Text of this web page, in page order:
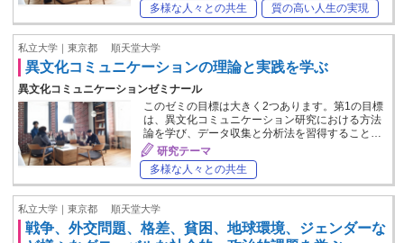
多様な人々との共生
質の高い人生の実現
私立大学｜東京都 順天堂大学
異文化コミュニケーションの理論と実践を学ぶ
異文化コミュニケーションゼミナール
このゼミの目標は大きく2つあります。第1の目標
は、異文化コミュニケーション研究における方法
論を学び、データ収集と分析法を習得すること…
研究テーマ
多様な人々との共生
私立大学｜東京都 順天堂大学
戦争、外交問題、格差、貧困、地球環境、ジェンダーな